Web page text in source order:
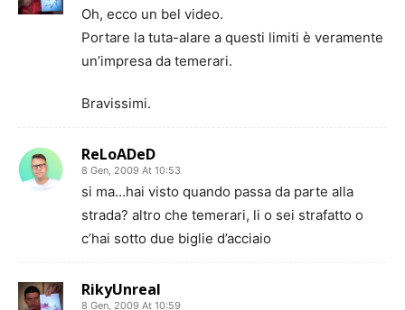
Oh, ecco un bel video.
Portare la tuta-alare a questi limiti è veramente
un’impresa da temerari.
Bravissimi.
ReLoADeD
8 Gen, 2009 At 10:53
si ma…hai visto quando passa da parte alla
strada? altro che temerari, li o sei strafatto o
c’hai sotto due biglie d’acciaio
RikyUnreal
8 Gen, 2009 At 10:59